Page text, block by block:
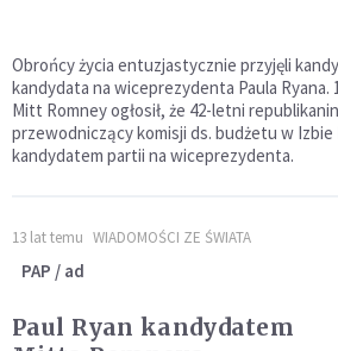
Obrońcy życia entuzjastycznie przyjęli
kandydata na wiceprezydenta Paula
Mitt Romney ogłosił, że 42-letni
przewodniczący komisji ds. budżetu w
kandydatem partii na wiceprezydenta.
13 lat temu WIADOMOŚCI ZE ŚWIATA
PAP / ad
Paul Ryan kandydatem